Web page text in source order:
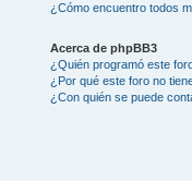
¿Cómo encuentro todos
Acerca de phpBB3
¿Quién programó este
¿Por qué este foro no
¿Con quién se puede